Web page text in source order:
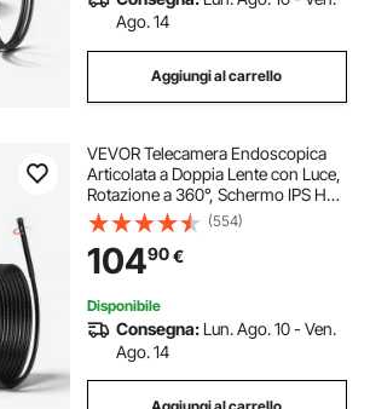
Ago. 14
Aggiungi al carrello
VEVOR Telecamera Endoscopica
Articolata a Doppia Lente con Luce,
Rotazione a 360°, Schermo IPS HD
da 5'', Funzione Schermo Diviso,
Zoom 8x, Cavo Impermeabile IP67
da 5 m, per Settore Auto e Idraulica
(554)
10490€
Disponibile
Consegna: Lun. Ago. 10 - Ven.
Ago. 14